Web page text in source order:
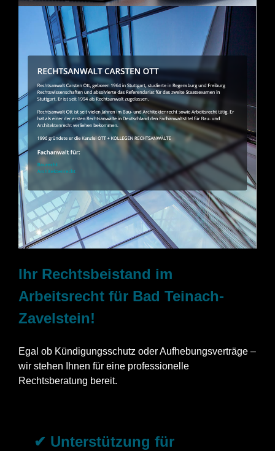
Ihr Rechtsbeistand im
Arbeitsrecht für Bad Teinach-
Zavelstein!
Egal ob Kündigungsschutz oder Aufhebungsverträge –
wir stehen Ihnen für eine professionelle
Rechtsberatung bereit.
✔ Unterstützung für